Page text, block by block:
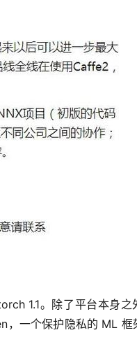
1.1。除了平台本身之
，一个保护隐私的 ML 框